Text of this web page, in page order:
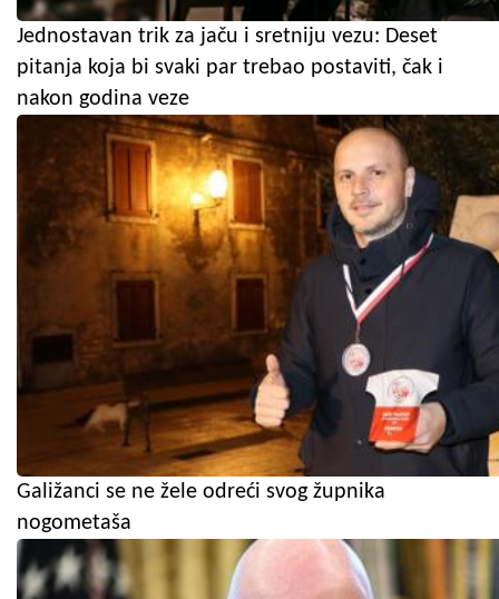
Jednostavan trik za jaču i sretniju vezu: Deset
pitanja koja bi svaki par trebao postaviti, čak i
nakon godina veze
Galižanci se ne žele odreći svog župnika
nogometaša